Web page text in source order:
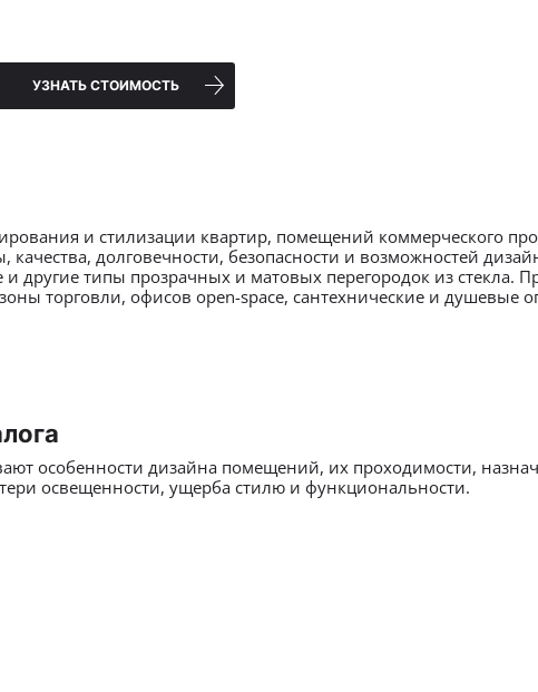
УЗНАТЬ СТОИМОСТЬ
и стилизации квартир, помещений коммерческого
долговечности, безопасности и возможностей
другие типы прозрачных и матовых перегородок из стекла.
торговли, офисов open-space, сантехнические и душевые
особенности дизайна помещений, их проходимости,
освещенности, ущерба стилю и функциональности.